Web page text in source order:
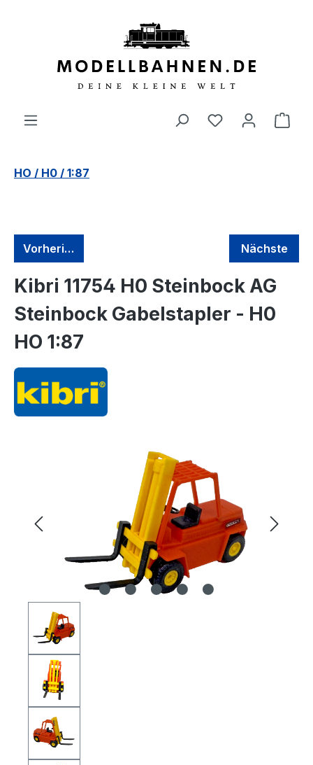
HO / H0 / 1:87
Vorherige Nächste
Kibri 11754 H0 Steinbock AG
Steinbock Gabelstapler - H0
HO 1:87
Bildergalerie überspringen